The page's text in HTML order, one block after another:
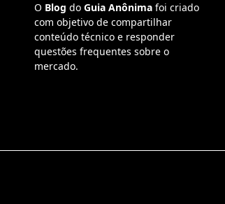
O Blog do Guia Anônima foi criado
com objetivo de compartilhar
conteúdo técnico e responder
questões frequentes sobre o
mercado.